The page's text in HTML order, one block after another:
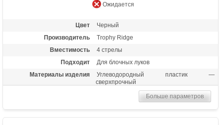
Ожидается
Цвет
Черный
Производитель
Trophy Ridge
Вместимость
4 стрелы
Подходит
Для блочных луков
Материалы изделия
Углеводородный пластик —
сверхпрочный
Удобный чехол для транспортировки
Больше параметров